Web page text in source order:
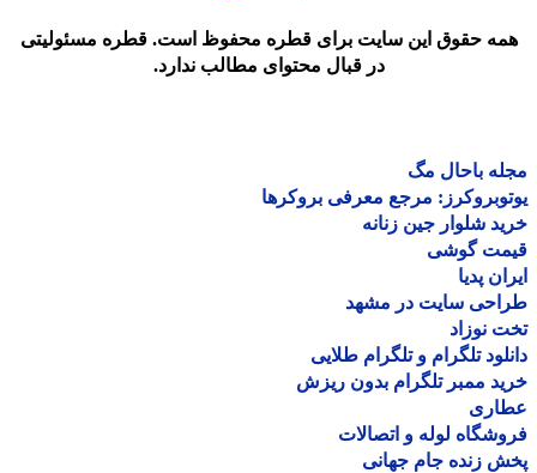
حقوق این سایت برای قطره محفوظ است. قطره مسئولیتی
در قبال محتوای مطالب ندارد.
باحال مگ
مرجع معرفی بروکرها
شلوار جین زنانه
گوشی
پدیا
سایت در مشهد
نوزاد
تلگرام و تلگرام طلایی
ممبر تلگرام بدون ریزش
لوله و اتصالات
زنده جام جهانی